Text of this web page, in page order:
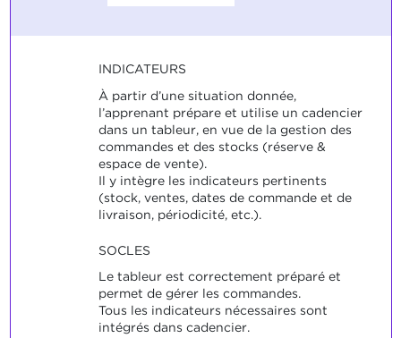
INDICATEURS
À partir d’une situation donnée,
l’apprenant prépare et utilise un cadencier
dans un tableur, en vue de la gestion des
commandes et des stocks (réserve &
espace de vente).
Il y intègre les indicateurs pertinents
(stock, ventes, dates de commande et de
livraison, périodicité, etc.).
SOCLES
Le tableur est correctement préparé et
permet de gérer les commandes.
Tous les indicateurs nécessaires sont
intégrés dans cadencier.